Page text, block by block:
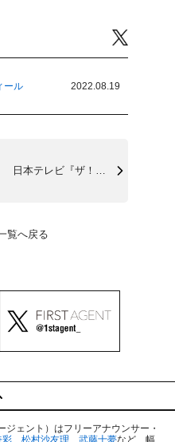
ール 2022.08.19
日本テレビ『ザ！世界仰天ニュース』8/1...
覧へ戻る
ェント）はフリーアナウンサー・